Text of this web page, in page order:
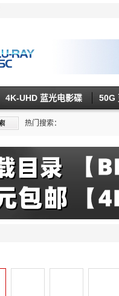
4K-UHD 蓝光电影碟 50G
热门搜索：